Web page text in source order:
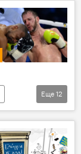
Еще 12